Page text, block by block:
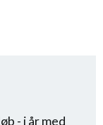
- i år med